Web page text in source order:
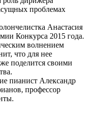
проблемах
Анастасия
Конкурса 2015 года.
волнением
что для нее
поделится своими
пианист Александр
профессор